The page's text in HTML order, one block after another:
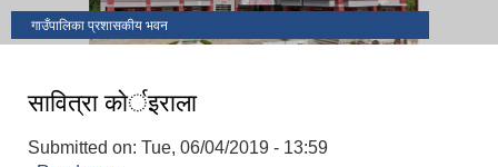
गाउँपालिका प्रशासकीय भवन
सावित्रा काेर्इराला
Submitted on: Tue, 06/04/2019 - 13:59